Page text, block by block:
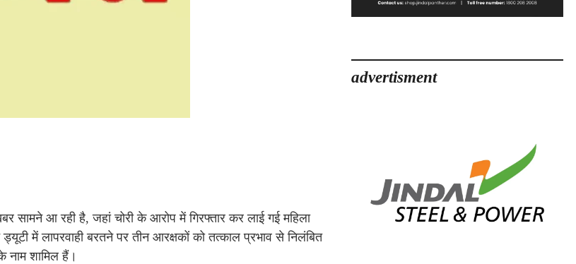
आ रही है, जहां चोरी के आरोप में गिरफ्तार कर लाई गई महिला
में लापरवाही बरतने पर तीन आरक्षकों को तत्काल प्रभाव से निलंबित
नाम शामिल हैं।
advertisment